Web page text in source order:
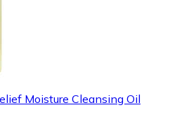
Moisture Cleansing Oil